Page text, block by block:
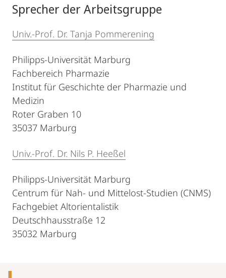
Sprecher der Arbeitsgruppe
Univ.-Prof. Dr. Tanja Pommerening
Philipps-Universität Marburg
Fachbereich Pharmazie
Institut für Geschichte der Pharmazie und
Medizin
Roter Graben 10
35037 Marburg
Univ.-Prof. Dr. Nils P. Heeßel
Philipps-Universität Marburg
Centrum für Nah- und Mittelost-Studien (CNMS)
Fachgebiet Altorientalistik
Deutschhausstraße 12
35032 Marburg